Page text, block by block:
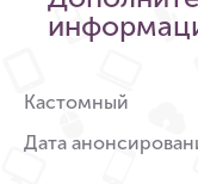
Кастомный
Дата